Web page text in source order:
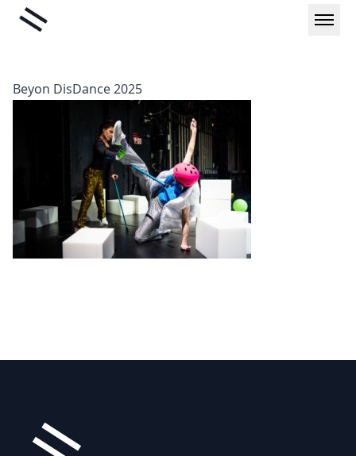
Μετάβαση
Liminal
Beyon DisDance 2025